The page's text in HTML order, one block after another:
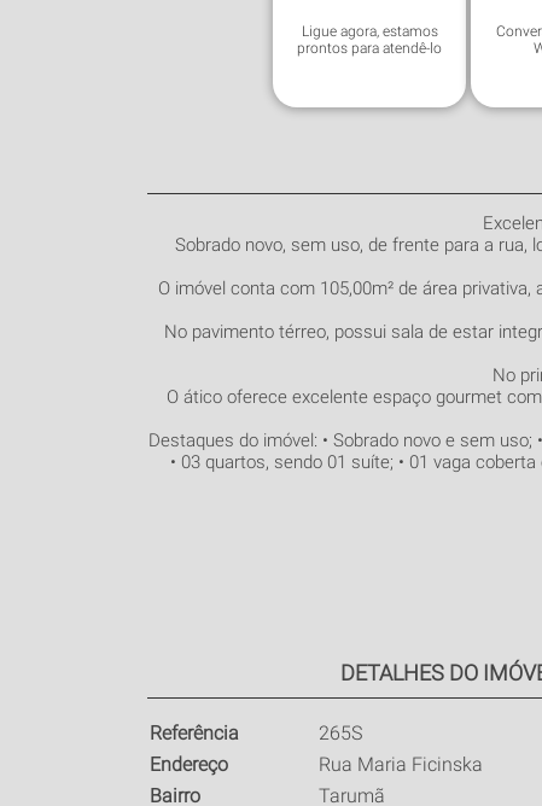
Ligue agora, estamos
prontos para atendê-lo
Sobrado novo, sem uso, de frente para a rua,
O imóvel conta com 105,00m² de área
No pavimento térreo, possui sala de estar
No
O ático oferece excelente espaço gourmet
Destaques do imóvel: • Sobrado novo e sem
• 03 quartos, sendo 01 suíte; • 01 vaga
DETALHES DO
Referência
265S
Endereço
Rua Maria Ficinska
Bairro
Tarumã